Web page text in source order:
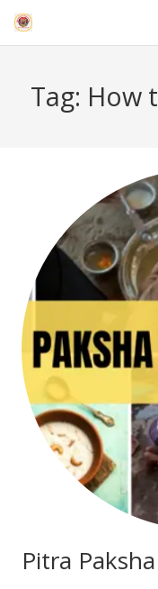
Mahakal Bhasma Aarti
Best Spiritual Quotes in
Others
Tag: How
Pitra